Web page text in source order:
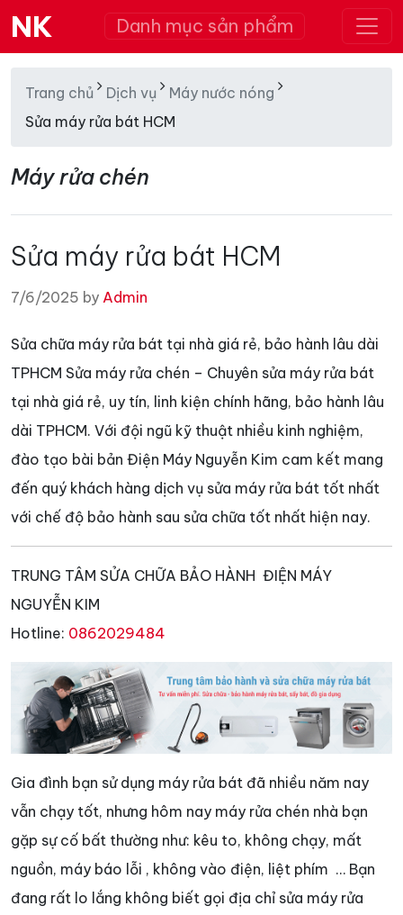
NK Danh mục sản phẩm
Trang chủ Dịch vụ
Máy nước nóng
Sửa máy rửa bát HCM
Máy rửa chén
Sửa máy rửa bát HCM
7/6/2025 by Admin
Sửa chữa máy rửa bát tại nhà giá rẻ, bảo hành lâu dài
TPHCM Sửa máy rửa chén – Chuyên sửa máy rửa bát
tại nhà giá rẻ, uy tín, linh kiện chính hãng, bảo hành lâu
dài TPHCM. Với đội ngũ kỹ thuật nhiều kinh nghiệm,
đào tạo bài bản Điện Máy Nguyễn Kim cam kết mang
đến quý khách hàng dịch vụ sửa máy rửa bát tốt nhất
với chế độ bảo hành sau sửa chữa tốt nhất hiện nay.
TRUNG TÂM SỬA CHỮA BẢO HÀNH ĐIỆN MÁY
NGUYỄN KIM
Hotline: 0862029484
Gia đình bạn sử dụng máy rửa bát đã nhiều năm nay
vẫn chạy tốt, nhưng hôm nay máy rửa chén nhà bạn
gặp sự cố bất thường như: kêu to, không chạy, mất
nguồn, máy báo lỗi , không vào điện, liệt phím … Bạn
đang rất lo lắng không biết gọi địa chỉ sửa máy rửa